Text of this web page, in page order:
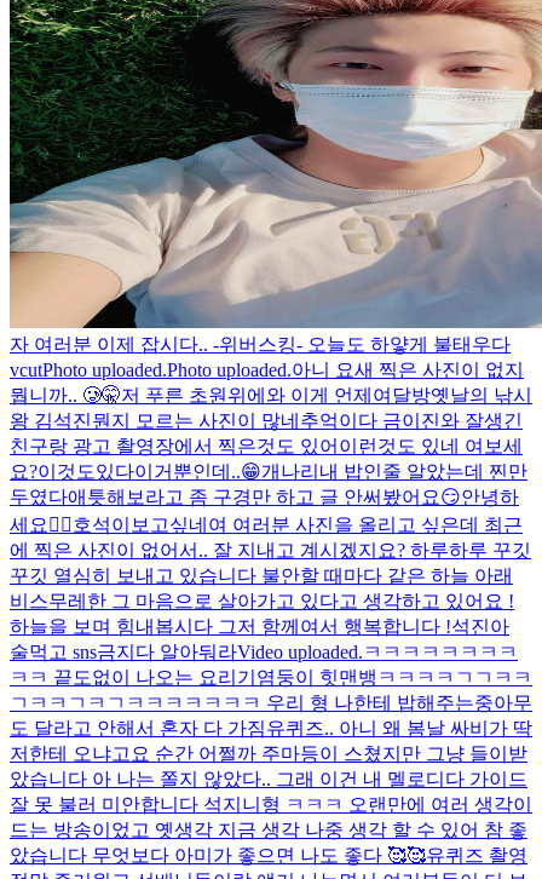
자 여러분 이제 잡시다.. -위버스킹- 오늘도 하얗게 불태우다
vcutPhoto uploaded.Photo uploaded.아니 요새 찍은 사진이 없지
뭡니까.. 🥲🤫저 푸른 초원위에 와 이게 언제여 달방옛날의 낚시
왕 김석진뭔지 모르는 사진이 많네 추억이다 금이진와 잘생긴
친구랑 광고 촬영장에서 찍은것도 있어 이런것도 있네 여보세
요?이것도있다이거뿐인데..😁개나리 내 밥인줄 알았는데 찐만
두였다애틋해보라고 좀 구경만 하고 글 안써봤어요😏안녕하
세요🙋‍♂️호석이 보고싶네여 여러분 사진을 올리고 싶은데 최근
에 찍은 사진이 없어서.. 잘 지내고 계시겠지요? 하루하루 꾸깃
꾸깃 열심히 보내고 있습니다 불안할 때마다 같은 하늘 아래
비스무레한 그 마음으로 살아가고 있다고 생각하고 있어요 !
하늘을 보며 힘내봅시다 그저 함께여서 행복합니다 !석진아
술먹고 sns금지다 알아둬라Video uploaded. ㅋㅋㅋㅋㅋㅋㅋㅋ
ㅋㅋ 끝도없이 나오는 요리 기염둥이 힛맨뱅 ㅋㅋㅋㅋㄱㄱㅋㅋ
ㄱㅋㅋㄱㅋㄱㅋ ㅋㅋㅋㅋㅋㅋ 우리 형 나한테 밥해주는중아무
도 달라고 안해서 혼자 다 가짐유퀴즈.. 아니 왜 봄날 싸비가 딱
저한테 오냐고요 순간 어쩔까 주마등이 스쳤지만 그냥 들이받
았습니다 아 나는 쫄지 않았다.. 그래 이건 내 멜로디다 가이드
잘 못 불러 미안합니다 석지니형 ㅋㅋㅋ 오랜만에 여러 생각이
드는 방송이었고 옛생각 지금 생각 나중 생각 할 수 있어 참 좋
았습니다 무엇보다 아미가 좋으면 나도 좋다 🥰🥰유퀴즈 촬영